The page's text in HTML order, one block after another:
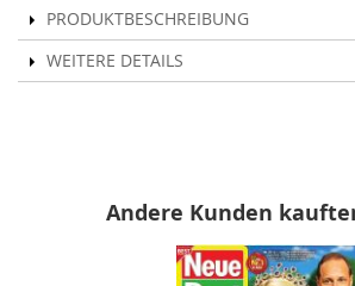
PRODUKTBESCHREIBUNG
WEITERE DETAILS
Andere Kunden